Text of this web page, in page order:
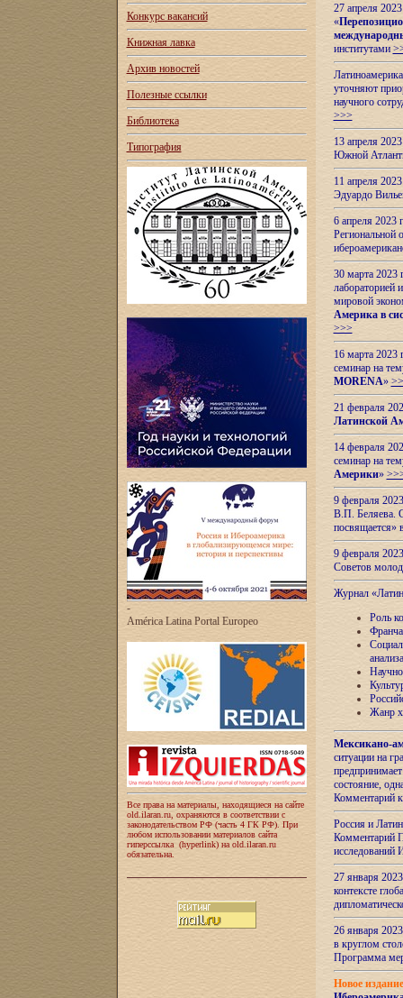
Конкурс вакансий
Книжная лавка
Архив новостей
Полезные ссылки
Библиотека
Типография
-
América Latina Portal Europeo
Все права на материалы, находящиеся на сайте
old.ilaran.ru, охраняются в соответствии с
законодательством РФ (часть 4 ГК РФ). При
любом использовании материалов сайта
гиперссылка (hyperlink) на old.ilaran.ru
обязательна.
27 апреля
«
институтами
уточняют
научного
>>>
13 апреля
Южной
11 апреля
Эдуардо
6 апреля
Региональной
30 марта 2023
лабораторией
мировой
Америка в
>>>
16 марта 2023
семинар на
MORENA»
21 февраля
Латинской
14 февраля
семинар на
Америки»
9 февраля
В.П. Беляева.
посвящается»
9 февраля
Советов
Журнал
Роль
анализа
Жанр
Мексикано-
ситуации на
состояние,
Комментарий
Россия и
Комментарий
27 января
контексте
26 января
в круглом
Программа
Новое